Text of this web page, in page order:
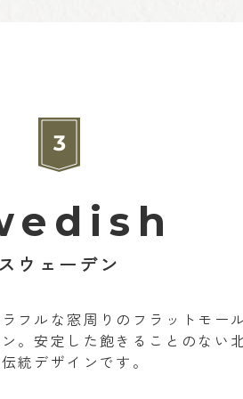
スウェーデン
フルな窓周りのフラットモー
。安定した飽きることのない
統デザインです。